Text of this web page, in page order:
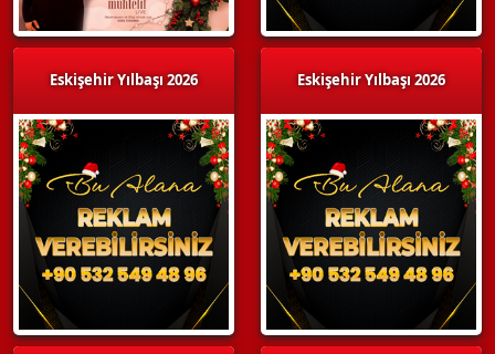
Eskişehir Yılbaşı 2026 Eskişehir Yılbaşı 2026